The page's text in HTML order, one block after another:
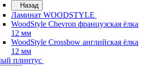
Назад
Ламинат WOODSTYLE
WoodStyle Chevron французская ёлка
12 мм
WoodStyle Crossbow английская ёлка
12 мм
плинтус